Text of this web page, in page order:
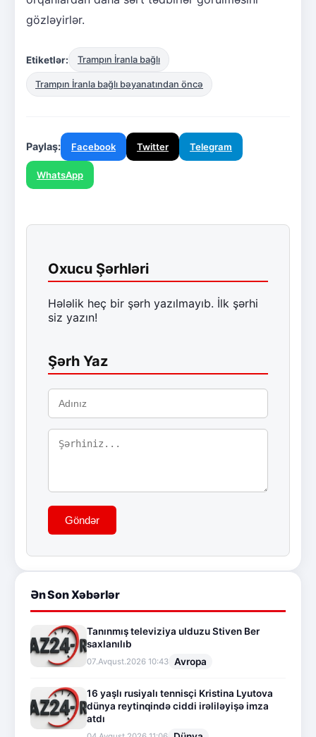
gözləyirlər.
Etiketlər: Trampın İranla bağlı
Trampın İranla bağlı bəyanatından öncə
Paylaş: Facebook Twitter Telegram
WhatsApp
Oxucu Şərhləri
Hələlik heç bir şərh yazılmayıb. İlk şərhi
siz yazın!
Şərh Yaz
Göndər
Ən Son Xəbərlər
Tanınmış televiziya ulduzu Stiven Ber
saxlanılıb
07.Avqust.2026 10:43 Avropa
16 yaşlı rusiyalı tennisçi Kristina Lyutova
dünya reytinqində ciddi irəliləyişə imza
atdı